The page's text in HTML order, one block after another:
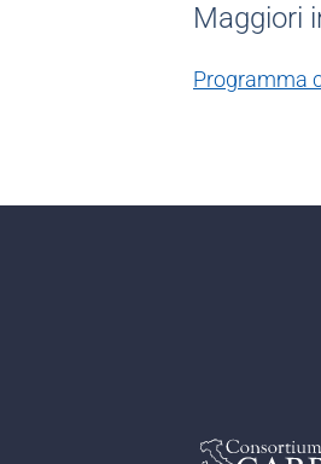
Maggiori
Programma